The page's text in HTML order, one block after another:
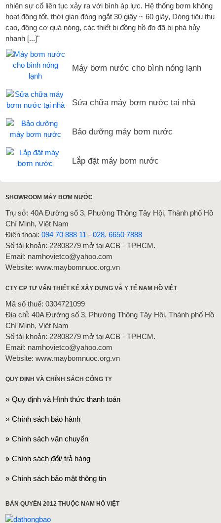
nhiên sự cố liên tục xảy ra với bình áp lực. Hệ thống bơm không
hoạt động tốt, thời gian đóng ngắt 30 giây ~ 60 giây, Dòng tiêu thụ
cao, động cơ quá nóng, các thiết bị đồng hồ đo đã bị phá hủy
nhanh [...]"
Máy bơm nước cho bình nóng lạnh
Sửa chữa máy bơm nước tại nhà
Bảo dưỡng máy bơm nước
Lắp đặt máy bơm nước
SHOWROOM MÁY BƠM NƯỚC
Trụ sở: 40A Đường số 3, Phường Thông Tây Hội, Thành phố Hồ
Chí Minh, Việt Nam
Điện thoại:094 70 888 11 -028. 6650 7888
Số tài khoản: 22808279 mở tại ACB - TPHCM.
Email: namhovietco@yahoo.com
Website: www.maybomnuoc.org.vn
CTY CP TƯ VẤN THIẾT KẾ XÂY DỰNG VÀ Y TẾ NAM HỒ VIỆT
Mã số thuế: 0304721099
Địa chỉ: 40A Đường số 3, Phường Thông Tây Hội, Thành phố Hồ
Chí Minh, Việt Nam
Số tài khoản: 22808279 mở tại ACB - TPHCM.
Email: namhovietco@yahoo.com
Website: www.maybomnuoc.org.vn
QUY ĐỊNH VÀ CHÍNH SÁCH CÔNG TY
Quy định và Hình thức thanh toán
Chính sách bảo hành
Chính sách vận chuyển
Chính sách đổi/ trả hàng
Chính sách bảo mật thông tin
BẢN QUYỀN 2012 THUỘC NAM HỒ VIỆT